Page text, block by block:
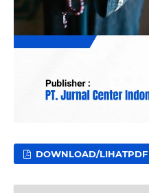
DOWNLOAD/LIHATPDF